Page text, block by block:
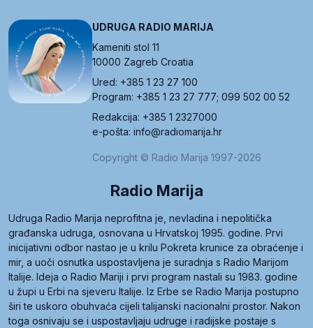
UDRUGA RADIO MARIJA
Kameniti stol 11
10000 Zagreb Croatia
Ured: +385 1 23 27 100
Program: +385 1 23 27 777; 099 502 00 52
Redakcija: +385 1 2327000
e-pošta: info@radiomarija.hr
Copyright © Radio Marija 1997-2026
Radio Marija
Udruga Radio Marija neprofitna je, nevladina i nepolitička
građanska udruga, osnovana u Hrvatskoj 1995. godine. Prvi
inicijativni odbor nastao je u krilu Pokreta krunice za obraćenje i
mir, a uoči osnutka uspostavljena je suradnja s Radio Marijom
Italije. Ideja o Radio Mariji i prvi program nastali su 1983. godine
u župi u Erbi na sjeveru Italije. Iz Erbe se Radio Marija postupno
širi te uskoro obuhvaća cijeli talijanski nacionalni prostor. Nakon
toga osnivaju se i uspostavljaju udruge i radijske postaje s